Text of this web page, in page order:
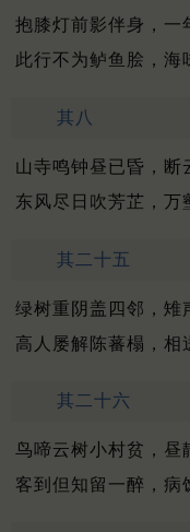
抱膝灯前影伴身，一
此行不为鲈鱼脍，海
其八
山寺鸣钟昼已昏，断
东风尽日吹芳芷，万
其二十五
绿树重阴盖四邻，雉
高人屡解陈蕃榻，相
其二十六
鸟啼云树小村贫，昼
客到但知留一醉，病